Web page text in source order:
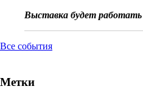
Выставка будет работать
Все события
Метки